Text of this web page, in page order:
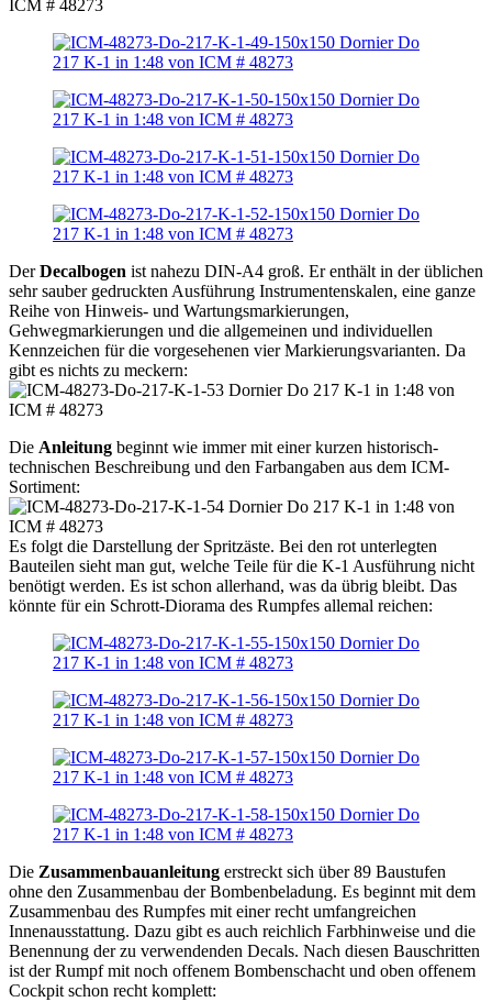
DerDecalbogen ist nahezu DIN-A4 groß. Er enthält in der üblichen
sehr sauber gedruckten Ausführung Instrumentenskalen, eine ganze
Reihe von Hinweis- und Wartungsmarkierungen,
Gehwegmarkierungen und die allgemeinen und individuellen
Kennzeichen für die vorgesehenen vier Markierungsvarianten. Da
gibt es nichts zu meckern:
Die Anleitung beginnt wie immer mit einer kurzen historisch-
technischen Beschreibung und den Farbangaben aus dem ICM-
Sortiment:
Es folgt die Darstellung der Spritzäste. Bei den rot unterlegten
Bauteilen sieht man gut, welche Teile für die K-1 Ausführung nicht
benötigt werden. Es ist schon allerhand, was da übrig bleibt. Das
könnte für ein Schrott-Diorama des Rumpfes allemal reichen:
Die Zusammenbauanleitung erstreckt sich über 89 Baustufen
ohne den Zusammenbau der Bombenbeladung. Es beginnt mit dem
Zusammenbau des Rumpfes mit einer recht umfangreichen
Innenausstattung. Dazu gibt es auch reichlich Farbhinweise und die
Benennung der zu verwendenden Decals. Nach diesen Bauschritten
ist der Rumpf mit noch offenem Bombenschacht und oben offenem
Cockpit schon recht komplett: